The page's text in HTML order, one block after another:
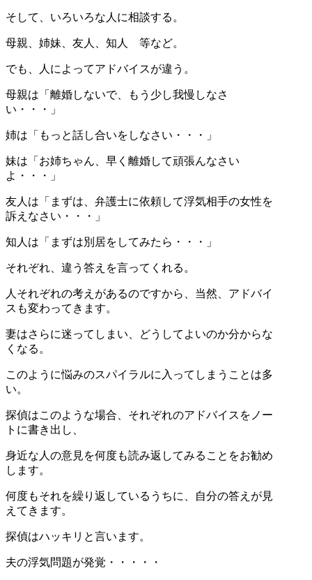
そして、いろいろな人に相談する。
母親、姉妹、友人、知人 等など。
でも、人によってアドバイスが違う。
母親は「離婚しないで、もう少し我慢しなさ
い・・・」
姉は「もっと話し合いをしなさい・・・」
妹は「お姉ちゃん、早く離婚して頑張んなさい
よ・・・」
友人は「まずは、弁護士に依頼して浮気相手の女性を
訴えなさい・・・」
知人は「まずは別居をしてみたら・・・」
それぞれ、違う答えを言ってくれる。
人それぞれの考えがあるのですから、当然、アドバイ
スも変わってきます。
妻はさらに迷ってしまい、どうしてよいのか分からな
くなる。
このように悩みのスパイラルに入ってしまうことは多
い。
探偵はこのような場合、それぞれのアドバイスをノー
トに書き出し、
身近な人の意見を何度も読み返してみることをお勧め
します。
何度もそれを繰り返しているうちに、自分の答えが見
えてきます。
探偵はハッキリと言います。
夫の浮気問題が発覚・・・・・